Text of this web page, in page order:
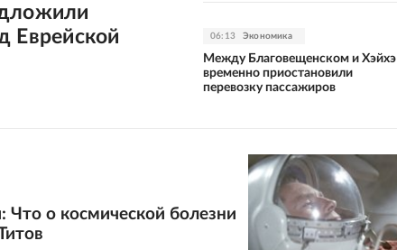
Еврейской
06:13 Экономика
Между Благовещенском и Хэйхэ
временно приостановили
перевозку пассажиров
Что о космической болезни